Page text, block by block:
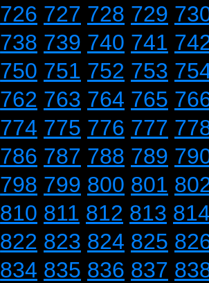
726 727 728 729
738 739 740 741
750 751 752 753
762 763 764 765
774 775 776 777
786 787 788 789
798 799 800 801
810 811 812 813
822 823 824 825
834 835 836 837